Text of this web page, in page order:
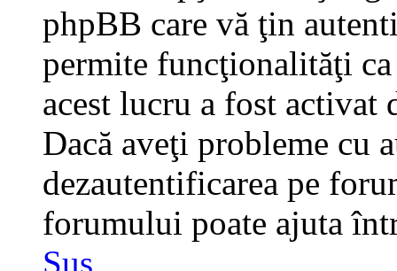
phpBB care vă ţin
permite funcţionalităţi
acest lucru a fost
Dacă aveţi probleme cu
dezautentificarea pe
forumului poate ajuta
Sus